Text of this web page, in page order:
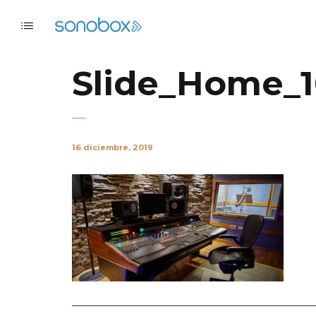
16 diciembre, 2019